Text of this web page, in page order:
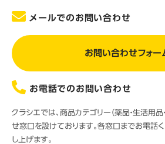
メールでのお問い合わせ
お問い合わせフォー
お電話でのお問い合わせ
クラシエでは、商品カテゴリー（薬品・生活用品
せ窓口を設けております。各窓口までお電話
し上げます。